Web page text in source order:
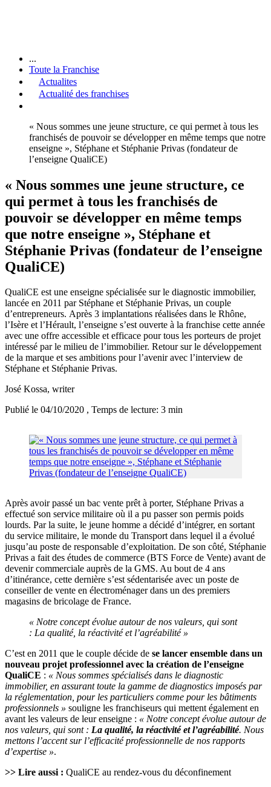
...
Toute la Franchise
Actualites
Actualité des franchises
« Nous sommes une jeune structure, ce qui permet à tous les
franchisés de pouvoir se développer en même temps que notre
enseigne », Stéphane et Stéphanie Privas (fondateur de
l’enseigne QualiCE)
« Nous sommes une jeune structure, ce
qui permet à tous les franchisés de
pouvoir se développer en même temps
que notre enseigne », Stéphane et
Stéphanie Privas (fondateur de l’enseigne
QualiCE)
QualiCE est une enseigne spécialisée sur le diagnostic immobilier,
lancée en 2011 par Stéphane et Stéphanie Privas, un couple
d’entrepreneurs. Après 3 implantations réalisées dans le Rhône,
l’Isère et l’Hérault, l’enseigne s’est ouverte à la franchise cette année
avec une offre accessible et efficace pour tous les porteurs de projet
intéressé par le milieu de l’immobilier. Retour sur le développement
de la marque et ses ambitions pour l’avenir avec l’interview de
Stéphane et Stéphanie Privas.
José Kossa, writer
Publié le 04/10/2020 , Temps de lecture: 3 min
Après avoir passé un bac vente prêt à porter, Stéphane Privas a
effectué son service militaire où il a pu passer son permis poids
lourds. Par la suite, le jeune homme a décidé d’intégrer, en sortant
du service militaire, le monde du Transport dans lequel il a évolué
jusqu’au poste de responsable d’exploitation. De son côté, Stéphanie
Privas a fait des études de commerce (BTS Force de Vente) avant de
devenir commerciale auprès de la GMS. Au bout de 4 ans
d’itinérance, cette dernière s’est sédentarisée avec un poste de
conseiller de vente en électroménager dans un des premiers
magasins de bricolage de France.
« Notre concept évolue autour de nos valeurs, qui sont
: La qualité, la réactivité et l’agréabilité »
C’est en 2011 que le couple décide de se lancer ensemble dans un
nouveau projet professionnel avec la création de l’enseigne
QualiCE : « Nous sommes spécialisés dans le diagnostic
immobilier, en assurant toute la gamme de diagnostics imposés par
la réglementation, pour les particuliers comme pour les bâtiments
professionnels » souligne les franchiseurs qui mettent également en
avant les valeurs de leur enseigne : « Notre concept évolue autour de
nos valeurs, qui sont : La qualité, la réactivité et l’agréabilité. Nous
mettons l’accent sur l’efficacité professionnelle de nos rapports
d’expertise ».
>> Lire aussi : QualiCE au rendez-vous du déconfinement